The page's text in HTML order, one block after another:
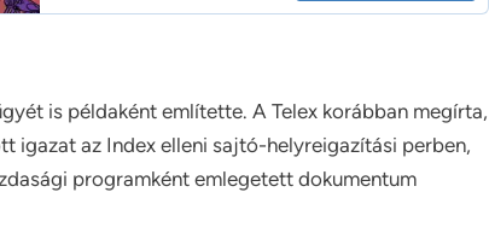
is példaként említette. A Telex korábban megírta,
igazat az Index elleni sajtó-helyreigazítási perben,
programként emlegetett dokumentum